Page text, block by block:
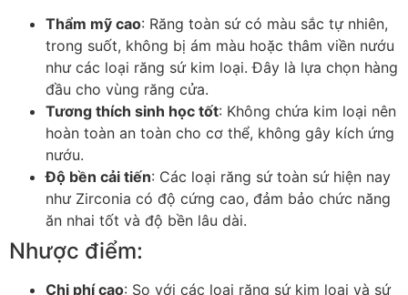
Thẩm mỹ cao: Răng toàn sứ có màu sắc tự nhiên,
trong suốt, không bị ám màu hoặc thâm viền nướu
như các loại răng sứ kim loại. Đây là lựa chọn hàng
đầu cho vùng răng cửa.
Tương thích sinh học tốt: Không chứa kim loại nên
hoàn toàn an toàn cho cơ thể, không gây kích ứng
nướu.
Độ bền cải tiến: Các loại răng sứ toàn sứ hiện nay
như Zirconia có độ cứng cao, đảm bảo chức năng
ăn nhai tốt và độ bền lâu dài.
Nhược điểm:
Chi phí cao: So với các loại răng sứ kim loại và sứ